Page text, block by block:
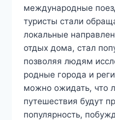
международные
туристы стали
локальные
отдых дома, стал
позволяя людям
родные города и
можно ожидать, что
путешествия будут
популярность,